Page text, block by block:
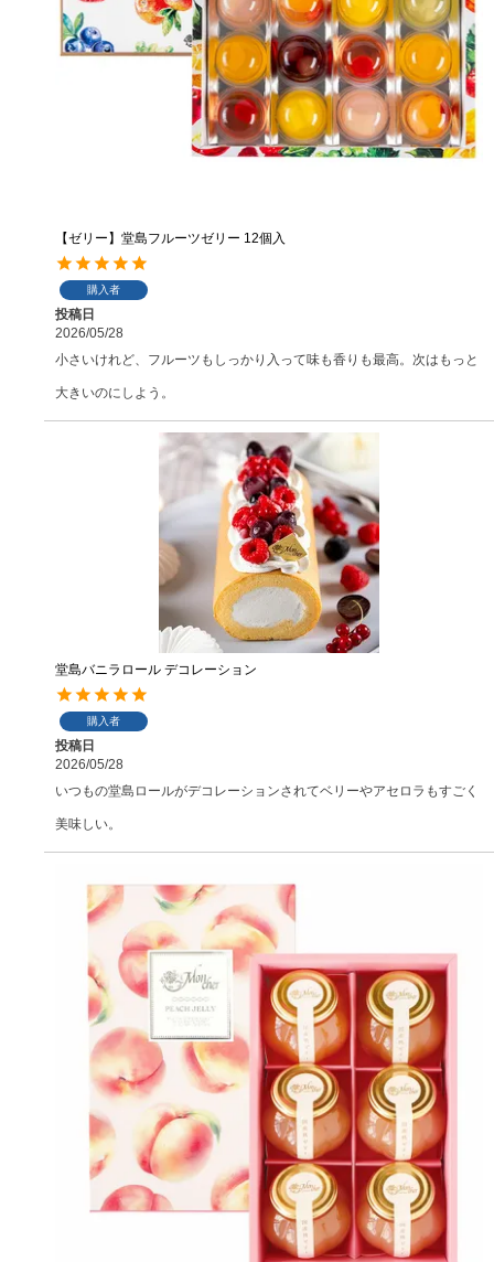
【ゼリー】堂島フルーツゼリー 12個入
購入者
投稿日
2026/05/28
小さいけれど、フルーツもしっかり入って味も香りも最高。次はもっと
大きいのにしよう。
堂島バニラロール デコレーション
購入者
投稿日
2026/05/28
いつもの堂島ロールがデコレーションされてベリーやアセロラもすごく
美味しい。